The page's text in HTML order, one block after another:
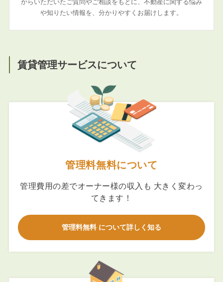
からいただいたご質問やご相談をもとに、不動産に関する悩み
や知りたい情報を、分かりやすくお届けします。
賃貸管理サービスについて
管理料無料について
管理費用の差でオーナー様の収入も 大きく変わっ
てきます！
管理料無料 について詳しく知る